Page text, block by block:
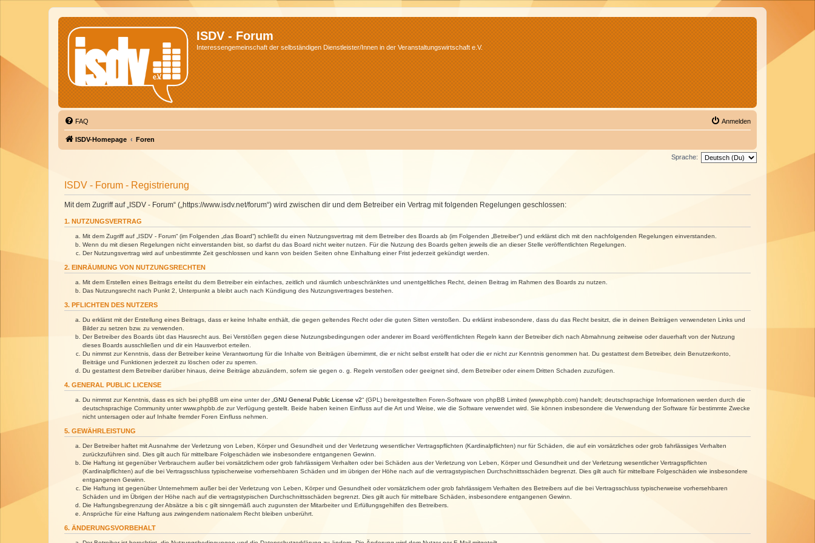
ISDV - Forum
Interessengemeinschaft der selbständigen Dienstleister/Innen in der Veranstaltungswirtschaft e.V.
FAQ Anmelden
ISDV-Homepage Foren
Sprache:
ISDV - Forum - Registrierung
Mit dem Zugriff auf „ISDV - Forum“ („https://www.isdv.net/forum“) wird zwischen dir und dem Betreiber ein Vertrag mit folgenden Regelungen geschlossen:
1. NUTZUNGSVERTRAG
Mit dem Zugriff auf „ISDV - Forum“ (im Folgenden „das Board“) schließt du einen Nutzungsvertrag mit dem Betreiber des Boards ab (im Folgenden „Betreiber“) und erklärst dich mit den nachfolgenden Regelungen einverstanden.
Wenn du mit diesen Regelungen nicht einverstanden bist, so darfst du das Board nicht weiter nutzen. Für die Nutzung des Boards gelten jeweils die an dieser Stelle veröffentlichten Regelungen.
Der Nutzungsvertrag wird auf unbestimmte Zeit geschlossen und kann von beiden Seiten ohne Einhaltung einer Frist jederzeit gekündigt werden.
2. EINRÄUMUNG VON NUTZUNGSRECHTEN
Mit dem Erstellen eines Beitrags erteilst du dem Betreiber ein einfaches, zeitlich und räumlich unbeschränktes und unentgeltliches Recht, deinen Beitrag im Rahmen des Boards zu nutzen.
Das Nutzungsrecht nach Punkt 2, Unterpunkt a bleibt auch nach Kündigung des Nutzungsvertrages bestehen.
3. PFLICHTEN DES NUTZERS
Du erklärst mit der Erstellung eines Beitrags, dass er keine Inhalte enthält, die gegen geltendes Recht oder die guten Sitten verstoßen. Du erklärst insbesondere, dass du das Recht besitzt, die in deinen Beiträgen verwendeten Links und
Bilder zu setzen bzw. zu verwenden.
Der Betreiber des Boards übt das Hausrecht aus. Bei Verstößen gegen diese Nutzungsbedingungen oder anderer im Board veröffentlichten Regeln kann der Betreiber dich nach Abmahnung zeitweise oder dauerhaft von der Nutzung
dieses Boards ausschließen und dir ein Hausverbot erteilen.
Du nimmst zur Kenntnis, dass der Betreiber keine Verantwortung für die Inhalte von Beiträgen übernimmt, die er nicht selbst erstellt hat oder die er nicht zur Kenntnis genommen hat. Du gestattest dem Betreiber, dein Benutzerkonto,
Beiträge und Funktionen jederzeit zu löschen oder zu sperren.
Du gestattest dem Betreiber darüber hinaus, deine Beiträge abzuändern, sofern sie gegen o. g. Regeln verstoßen oder geeignet sind, dem Betreiber oder einem Dritten Schaden zuzufügen.
4. GENERAL PUBLIC LICENSE
Du nimmst zur Kenntnis, dass es sich bei phpBB um eine unter der „ GNU General Public License v2“ (GPL) bereitgestellten Foren-Software von phpBB Limited (www.phpbb.com) handelt; deutschsprachige Informationen werden durch die
deutschsprachige Community unter www.phpbb.de zur Verfügung gestellt. Beide haben keinen Einfluss auf die Art und Weise, wie die Software verwendet wird. Sie können insbesondere die Verwendung der Software für bestimmte Zwecke
nicht untersagen oder auf Inhalte fremder Foren Einfluss nehmen.
5. GEWÄHRLEISTUNG
Der Betreiber haftet mit Ausnahme der Verletzung von Leben, Körper und Gesundheit und der Verletzung wesentlicher Vertragspflichten (Kardinalpflichten) nur für Schäden, die auf ein vorsätzliches oder grob fahrlässiges Verhalten
zurückzuführen sind. Dies gilt auch für mittelbare Folgeschäden wie insbesondere entgangenen Gewinn.
Die Haftung ist gegenüber Verbrauchern außer bei vorsätzlichem oder grob fahrlässigem Verhalten oder bei Schäden aus der Verletzung von Leben, Körper und Gesundheit und der Verletzung wesentlicher Vertragspflichten
(Kardinalpflichten) auf die bei Vertragsschluss typischerweise vorhersehbaren Schäden und im übrigen der Höhe nach auf die vertragstypischen Durchschnittsschäden begrenzt. Dies gilt auch für mittelbare Folgeschäden wie insbesondere
entgangenen Gewinn.
Die Haftung ist gegenüber Unternehmern außer bei der Verletzung von Leben, Körper und Gesundheit oder vorsätzlichem oder grob fahrlässigem Verhalten des Betreibers auf die bei Vertragsschluss typischerweise vorhersehbaren
Schäden und im Übrigen der Höhe nach auf die vertragstypischen Durchschnittsschäden begrenzt. Dies gilt auch für mittelbare Schäden, insbesondere entgangenen Gewinn.
Die Haftungsbegrenzung der Absätze a bis c gilt sinngemäß auch zugunsten der Mitarbeiter und Erfüllungsgehilfen des Betreibers.
Ansprüche für eine Haftung aus zwingendem nationalem Recht bleiben unberührt.
6. ÄNDERUNGSVORBEHALT